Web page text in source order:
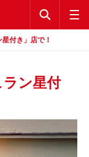
公式アプリ
公式アプリ
付き」店で！
ン星付